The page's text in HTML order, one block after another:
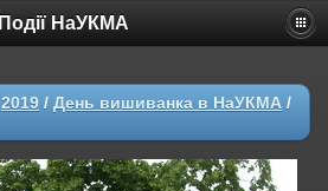
Події НаУКМА
2019 / День вишиванка в НаУКМА /